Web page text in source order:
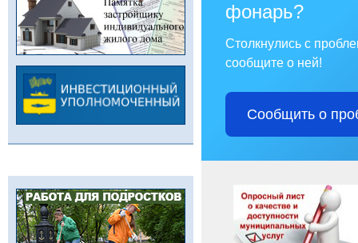
фонарь?
Столкнулись с
сообщите о ней!
Сообщить о